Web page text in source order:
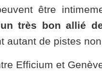
être
très bon allié
de pistes
Efficium et